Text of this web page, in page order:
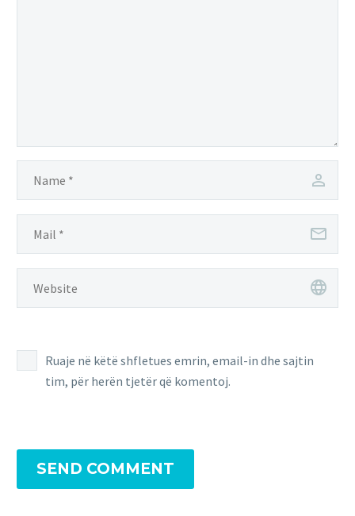
Ruaje në këtë shfletues emrin, email-in dhe sajtin
tim, për herën tjetër që komentoj.
SEND COMMENT